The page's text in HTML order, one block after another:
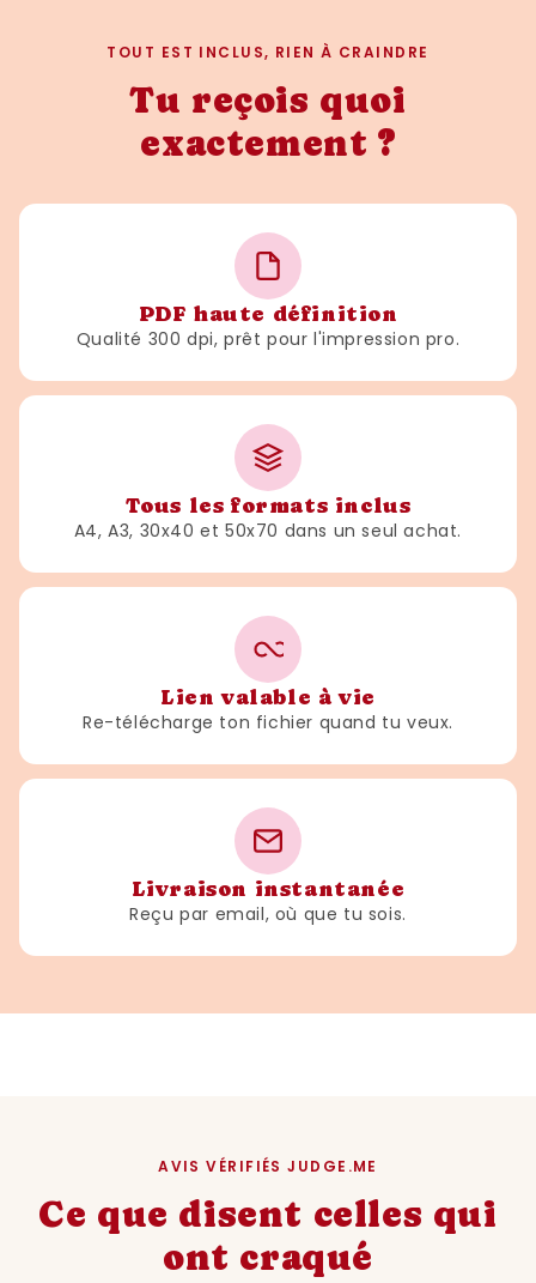
TOUT EST INCLUS, RIEN À CRAINDRE
Tu reçois quoi
exactement ?
PDF haute définition
Qualité 300 dpi, prêt pour l'impression pro.
Tous les formats inclus
A4, A3, 30x40 et 50x70 dans un seul achat.
Lien valable à vie
Re-télécharge ton fichier quand tu veux.
Livraison instantanée
Reçu par email, où que tu sois.
AVIS VÉRIFIÉS JUDGE.ME
Ce que disent celles qui
ont craqué